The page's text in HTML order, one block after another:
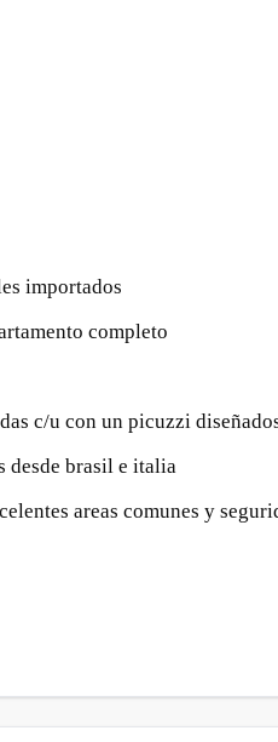
importados
completo
c/u con un picuzzi
desde brasil e italia
areas comunes y